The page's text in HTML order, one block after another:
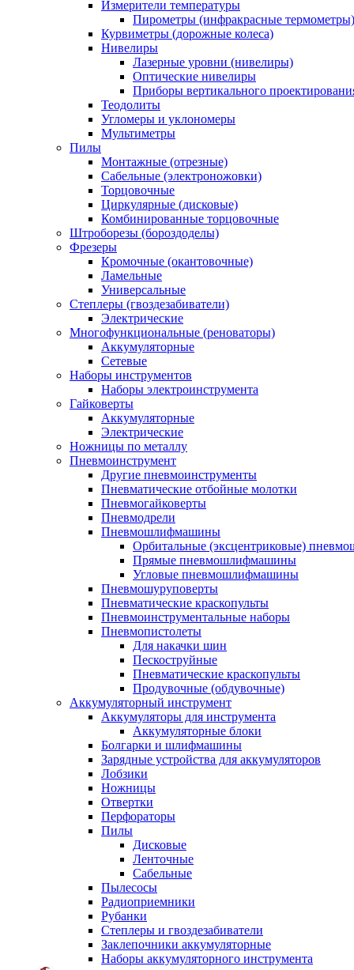
Измерители температуры
Пирометры (инфракрасные термометры)
Курвиметры (дорожные колеса)
Нивелиры
Лазерные уровни (нивелиры)
Оптические нивелиры
Приборы вертикального
Теодолиты
Угломеры и уклономеры
Мультиметры
Пилы
Монтажные (отрезные)
Сабельные (электроножовки)
Торцовочные
Циркулярные (дисковые)
Комбинированные торцовочные
Штроборезы (бороздоделы)
Фрезеры
Кромочные (окантовочные)
Ламельные
Универсальные
Степлеры (гвоздезабиватели)
Электрические
Многофункциональные (реноваторы)
Аккумуляторные
Сетевые
Наборы инструментов
Наборы электроинструмента
Гайковерты
Аккумуляторные
Электрические
Ножницы по металлу
Пневмоинструмент
Другие пневмоинструменты
Пневматические отбойные молотки
Пневмогайковерты
Пневмодрели
Пневмошлифмашины
Орбитальные (эксцентриковые)
Прямые пневмошлифмашины
Угловые пневмошлифмашины
Пневмошуруповерты
Пневматические краскопульты
Пневмоинструментальные наборы
Пневмопистолеты
Для накачки шин
Пескоструйные
Пневматические краскопульты
Продувочные (обдувочные)
Аккумуляторный инструмент
Аккумуляторы для инструмента
Аккумуляторные блоки
Болгарки и шлифмашины
Зарядные устройства для аккумуляторов
Лобзики
Ножницы
Отвертки
Перфораторы
Пилы
Дисковые
Ленточные
Сабельные
Пылесосы
Радиоприемники
Рубанки
Степлеры и гвоздезабиватели
Заклепочники аккумуляторные
Наборы аккумуляторного инструмента